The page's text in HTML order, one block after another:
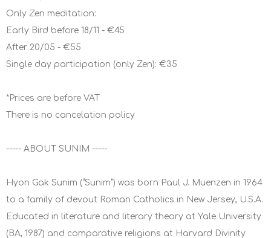
Only Zen meditation:
Early Bird before 18/11 - €45
After 20/05 - €55
Single day participation (only Zen): €35
*Prices are before VAT
There is no cancelation policy
----- ABOUT SUNIM -----
Hyon Gak Sunim (“Sunim”) was born Paul J. Muenzen in 1964
to a family of devout Roman Catholics in New Jersey, U.S.A.
Educated in literature and literary theory at Yale University
(BA, 1987) and comparative religions at Harvard Divinity